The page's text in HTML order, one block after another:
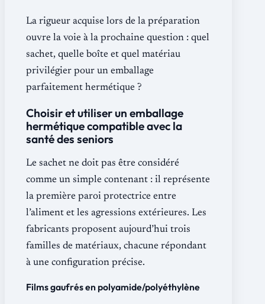
La rigueur acquise lors de la préparation
ouvre la voie à la prochaine question : quel
sachet, quelle boîte et quel matériau
privilégier pour un emballage
parfaitement hermétique ?
Choisir et utiliser un emballage
hermétique compatible avec la
santé des seniors
Le sachet ne doit pas être considéré
comme un simple contenant : il représente
la première paroi protectrice entre
l’aliment et les agressions extérieures. Les
fabricants proposent aujourd’hui trois
familles de matériaux, chacune répondant
à une configuration précise.
Films gaufrés en polyamide/polyéthylène